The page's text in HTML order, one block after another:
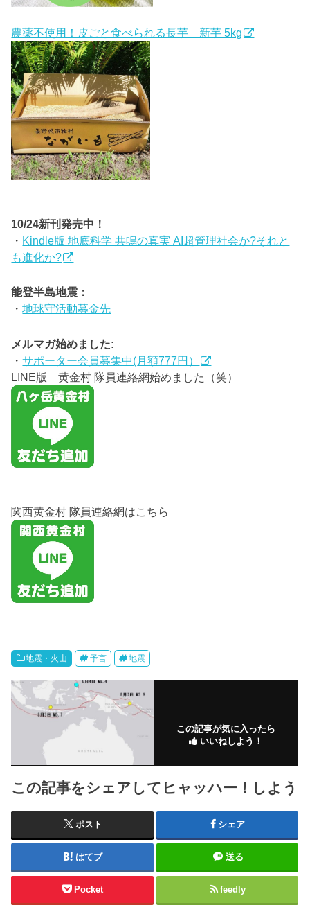
農薬不使用！皮ごと食べられる長芋 新芋 5kg
10/24新刊発売中！
・ Kindle版 地底科学 共鳴の真実 AI超管理社会か?それと
も進化か?
能登半島地震：
・地球守活動募金先
メルマガ始めました:
・サポーター会員募集中(月額777円）
LINE版 黄金村 隊員連絡網始めました（笑）
関西黄金村 隊員連絡網はこちら
地震・火山 予言 地震
この記事が気に入ったら
いいねしよう！
この記事をシェアしてヒャッハー！しよう
ポスト シェア
はてブ 送る
Pocket feedly